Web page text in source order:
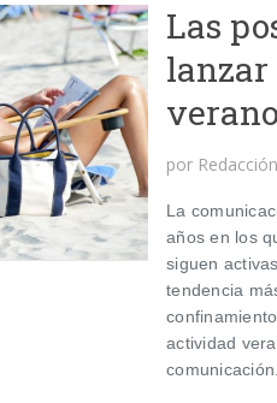
Las
lanzar
verano
por Redacción
La
años en los
siguen
tendencia
actividad